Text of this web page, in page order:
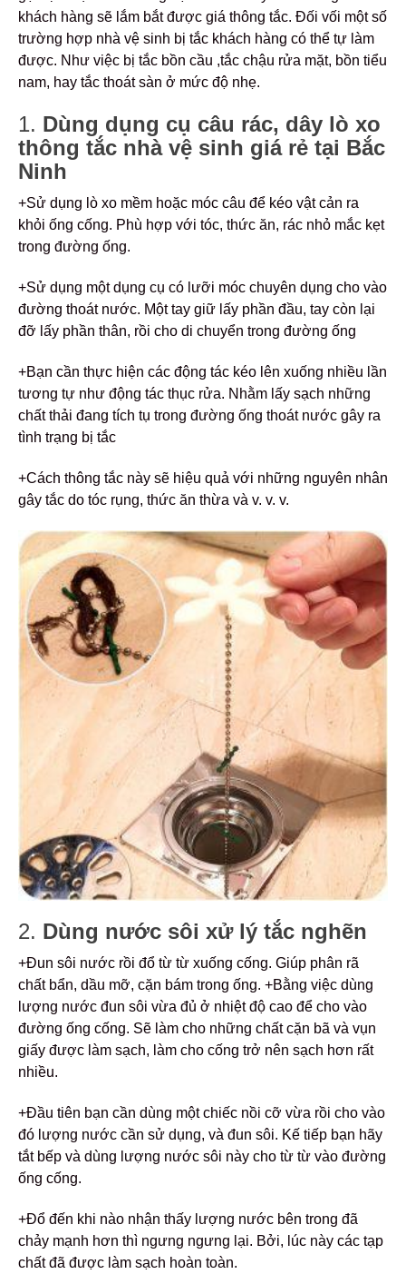
khách hàng sẽ lắm bắt được giá thông tắc. Đối vối một số
trường hợp nhà vệ sinh bị tắc khách hàng có thể tự làm
được. Như việc bị tắc bồn cầu ,tắc chậu rửa mặt, bồn tiểu
nam, hay tắc thoát sàn ở mức độ nhẹ.
1. Dùng dụng cụ câu rác, dây lò xo
thông tắc nhà vệ sinh giá rẻ tại Bắc
Ninh
+Sử dụng lò xo mềm hoặc móc câu để kéo vật cản ra
khỏi ống cống. Phù hợp với tóc, thức ăn, rác nhỏ mắc kẹt
trong đường ống.
+Sử dụng một dụng cụ có lưỡi móc chuyên dụng cho vào
đường thoát nước. Một tay giữ lấy phần đầu, tay còn lại
đỡ lấy phần thân, rồi cho di chuyển trong đường ống
+Bạn cần thực hiện các động tác kéo lên xuống nhiều lần
tương tự như động tác thục rửa. Nhằm lấy sạch những
chất thải đang tích tụ trong đường ống thoát nước gây ra
tình trạng bị tắc
+Cách thông tắc này sẽ hiệu quả với những nguyên nhân
gây tắc do tóc rụng, thức ăn thừa và v. v. v.
2. Dùng nước sôi xử lý tắc nghẽn
+Đun sôi nước rồi đổ từ từ xuống cống. Giúp phân rã
chất bẩn, dầu mỡ, cặn bám trong ống. +Bằng việc dùng
lượng nước đun sôi vừa đủ ở nhiệt độ cao để cho vào
đường ống cống. Sẽ làm cho những chất cặn bã và vụn
giấy được làm sạch, làm cho cống trở nên sạch hơn rất
nhiều.
+Đầu tiên bạn cần dùng một chiếc nồi cỡ vừa rồi cho vào
đó lượng nước cần sử dụng, và đun sôi. Kế tiếp bạn hãy
tắt bếp và dùng lượng nước sôi này cho từ từ vào đường
ống cống.
+Đổ đến khi nào nhận thấy lượng nước bên trong đã
chảy mạnh hơn thì ngưng ngưng lại. Bởi, lúc này các tạp
chất đã được làm sạch hoàn toàn.